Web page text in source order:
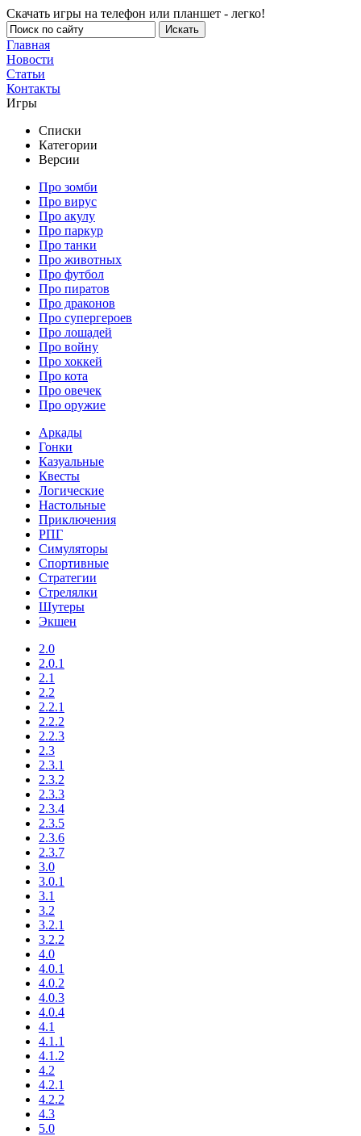
Скачать игры на телефон или планшет - легко!
Главная
Новости
Статьи
Контакты
Игры
Списки
Категории
Версии
Про зомби
Про вирус
Про акулу
Про паркур
Про танки
Про животных
Про футбол
Про пиратов
Про драконов
Про супергероев
Про лошадей
Про войну
Про хоккей
Про кота
Про овечек
Про оружие
Аркады
Гонки
Казуальные
Квесты
Логические
Настольные
Приключения
РПГ
Симуляторы
Спортивные
Стратегии
Стрелялки
Шутеры
Экшен
2.0
2.0.1
2.1
2.2
2.2.1
2.2.2
2.2.3
2.3
2.3.1
2.3.2
2.3.3
2.3.4
2.3.5
2.3.6
2.3.7
3.0
3.0.1
3.1
3.2
3.2.1
3.2.2
4.0
4.0.1
4.0.2
4.0.3
4.0.4
4.1
4.1.1
4.1.2
4.2
4.2.1
4.2.2
4.3
5.0